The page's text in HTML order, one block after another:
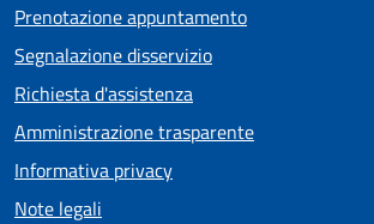
Prenotazione appuntamento
Segnalazione disservizio
Richiesta d'assistenza
Amministrazione trasparente
Informativa privacy
Note legali